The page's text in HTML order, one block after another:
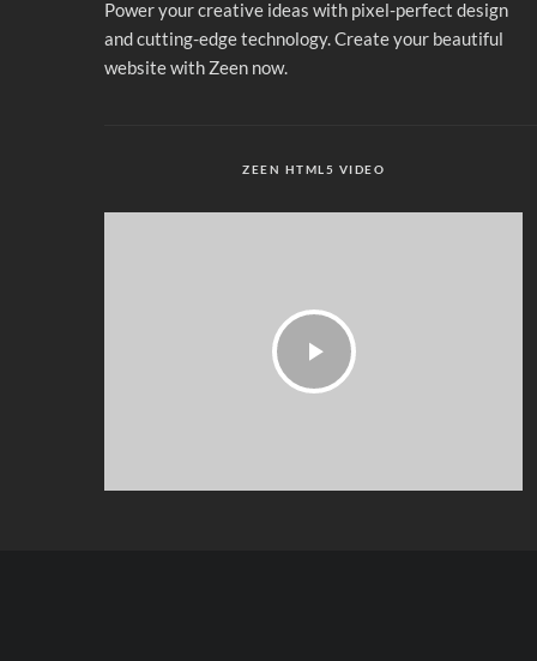
Power your creative ideas with pixel-perfect design
and cutting-edge technology. Create your beautiful
website with Zeen now.
ZEEN HTML5 VIDEO